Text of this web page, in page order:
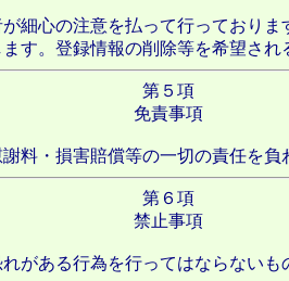
細心の注意を払って行っており
す。登録情報の削除等を希望され
第５項
免責事項
料・損害賠償等の一切の責任を負
第６項
禁止事項
がある行為を行ってはならないも